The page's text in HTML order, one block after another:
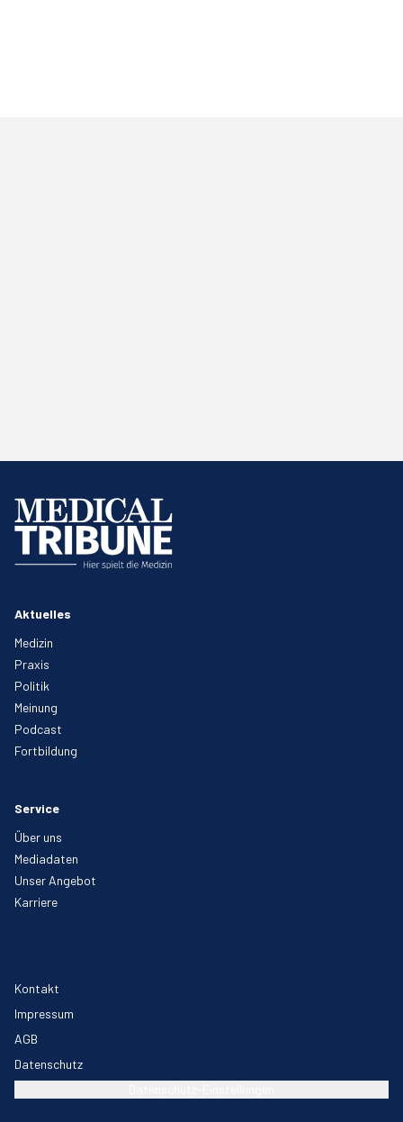
Aktuelles
Medizin
Praxis
Politik
Meinung
Podcast
Fortbildung
Service
Über uns
Mediadaten
Unser Angebot
Karriere
Kontakt
Impressum
AGB
Datenschutz